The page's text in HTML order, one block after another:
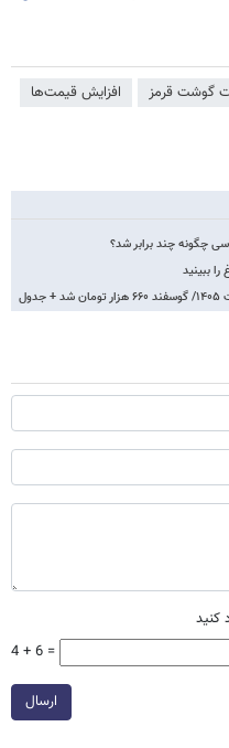
گوشت قرمز
افزایش قیمت‌ها
چگونه چند برابر شد؟
ببینید
کنید
4 + 6 =
ارسال